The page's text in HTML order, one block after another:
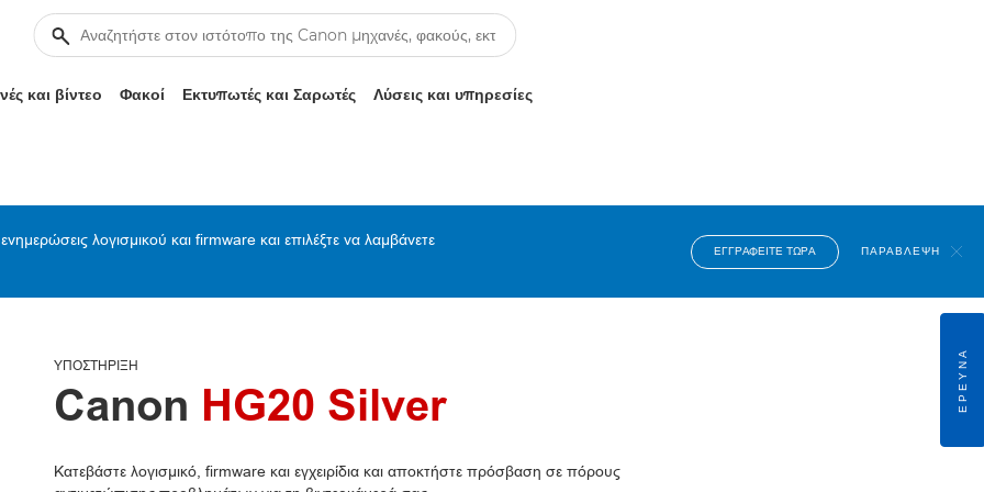
και βίντεο Φακοί Εκτυπωτές και Σαρωτές Λύσεις και υπηρεσίες
λογισμικού και firmware και επιλέξτε να λαμβάνετε
ΕΓΓΡΑΦΕΊΤΕ ΤΏΡΑ ΠΑΡΆΒΛΕΨΗ
ΥΠΟΣΤΉΡΙΞΗ
Canon HG20 Silver
Κατεβάστε λογισμικό, firmware και εγχειρίδια και αποκτήστε πρόσβαση σε πόρους
ΈΡΕΥΝΑ